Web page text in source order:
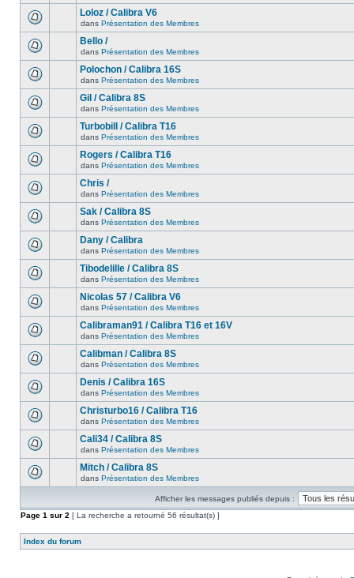
Loloz / Calibra V6
dans Présentation des Membres
Bello /
dans Présentation des Membres
Polochon / Calibra 16S
dans Présentation des Membres
Gil / Calibra 8S
dans Présentation des Membres
Turbobill / Calibra T16
dans Présentation des Membres
Rogers / Calibra T16
dans Présentation des Membres
Chris /
dans Présentation des Membres
Sak / Calibra 8S
dans Présentation des Membres
Dany / Calibra
dans Présentation des Membres
Tibodelille / Calibra 8S
dans Présentation des Membres
Nicolas 57 / Calibra V6
dans Présentation des Membres
Calibraman91 / Calibra T16 et 16V
dans Présentation des Membres
Calibman / Calibra 8S
dans Présentation des Membres
Denis / Calibra 16S
dans Présentation des Membres
Christurbo16 / Calibra T16
dans Présentation des Membres
Cali34 / Calibra 8S
dans Présentation des Membres
Mitch / Calibra 8S
dans Présentation des Membres
Afficher les messages publiés depuis :
Page 1 sur 2 [ La recherche a retourné 56 résultat(s) ]
Index du forum